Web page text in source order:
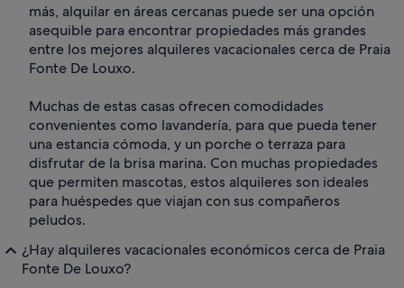
más, alquilar en áreas cercanas puede ser una opción
asequible para encontrar propiedades más grandes
entre los mejores alquileres vacacionales cerca de Praia
Fonte De Louxo.
Muchas de estas casas ofrecen comodidades
convenientes como lavandería, para que pueda tener
una estancia cómoda, y un porche o terraza para
disfrutar de la brisa marina. Con muchas propiedades
que permiten mascotas, estos alquileres son ideales
para huéspedes que viajan con sus compañeros
peludos.
¿Hay alquileres vacacionales económicos cerca de Praia
Fonte De Louxo?